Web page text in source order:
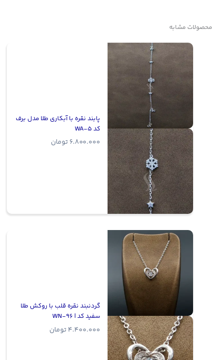
محصولات مشابه
پابند نقره با آبکاری طلا مدل برف
کد WA-5
6.800.000 تومان
گردنبند نقره قلب با روکش طلا
سفید کد | WN-96
4.400.000 تومان